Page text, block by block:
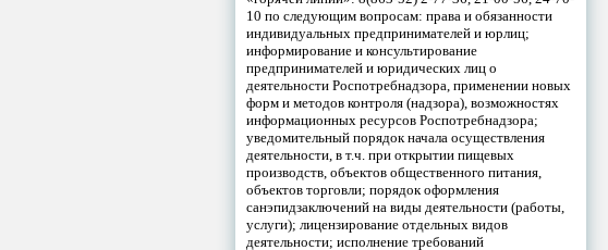
10 по следующим вопросам: права и обязанности
индивидуальных предпринимателей и юрлиц;
информирование и консультирование
предпринимателей и юридических лиц о
деятельности Роспотребнадзора, применении новых
форм и методов контроля (надзора), возможностях
информационных ресурсов Роспотребнадзора;
уведомительный порядок начала осуществления
деятельности, в т.ч. при открытии пищевых
производств, объектов общественного питания,
объектов торговли; порядок оформления
санэпидзаключений на виды деятельности (работы,
услуги); лицензирование отдельных видов
деятельности; исполнение требований